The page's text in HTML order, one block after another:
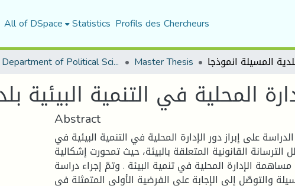
All of DSpace Statistics Profils des Chercheurs
Department of Political Sciences Master Thesis
المحلية في التنمية البيئية
Abstract
على إبراز دور الإدارة المحلية في التنمية البيئية في
الترسانة القانونية المتعلقة بالبيئة، حيث تمحورت إشكالية
الإدارة المحلية في تنمية البيئة . وتمّ إجراء دراسة
والتوصّل إلى الإجابة على الفرضية الأولى المتمثلة في